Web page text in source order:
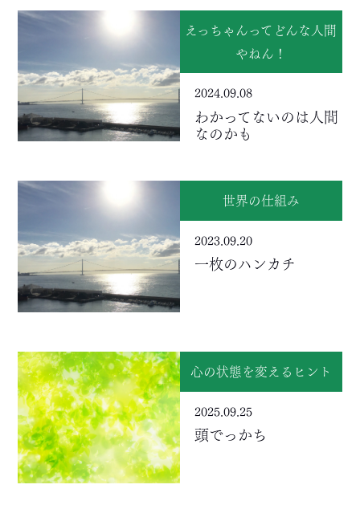
えっちゃんってどんな人間
やねん！
2024.09.08
わかってないのは人間
なのかも
世界の仕組み
2023.09.20
一枚のハンカチ
心の状態を変えるヒント
2025.09.25
頭でっかち